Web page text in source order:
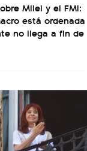
Milei y el FMI:
está ordenada
no llega a fin de